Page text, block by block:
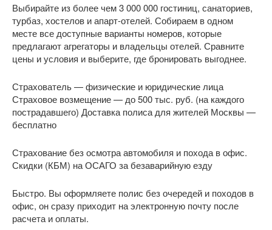
Выбирайте из более чем 3 000 000 гостиниц, санаториев,
турбаз, хостелов и апарт-отелей. Собираем в одном
месте все доступные варианты номеров, которые
предлагают агрегаторы и владельцы отелей. Сравните
цены и условия и выберите, где бронировать выгоднее.
Страхователь — физические и юридические лица
Страховое возмещение — до 500 тыс. руб. (на каждого
пострадавшего) Доставка полиса для жителей Москвы —
бесплатно
Страхование без осмотра автомобиля и похода в офис.
Скидки (КБМ) на ОСАГО за безаварийную езду
Быстро. Вы оформляете полис без очередей и походов в
офис, он сразу приходит на электронную почту после
расчета и оплаты.